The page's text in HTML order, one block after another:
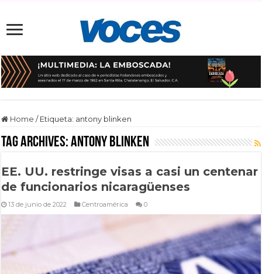
Home / Etiqueta: antony blinken
Tag Archives:antony blinken
EE. UU. restringe visas a casi un centenar
de funcionarios nicaragüenses
13 de junio de 2022 Centroamérica 0